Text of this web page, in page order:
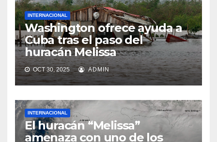
INTERNACIONAL
Washington ofrece ayuda a
Cuba tras el paso del
huracán Melissa
OCT 30, 2025 ADMIN
INTERNACIONAL
El huracán “Melissa”
amenaza con uno de los